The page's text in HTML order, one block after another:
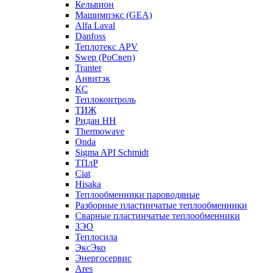
Кельвион
Машимпэкс (GEA)
Alfa Laval
Danfoss
Теплотекс APV
Swep (РоСвеп)
Tranter
Анвитэк
КС
Теплоконтроль
ТИЖ
Ридан НН
Thermowave
Onda
Sigma API Schmidt
ТПлР
Ciat
Hisaka
Теплообменники пароводяные
Разборные пластинчатые теплообменники
Сварные пластинчатые теплообменники
ЗЭО
Теплосила
ЭксЭко
Энергосервис
Ares